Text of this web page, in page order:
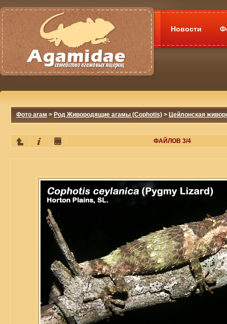
Новости
Фото агам > Род Живородящие агамы (Cophotis) > Цейлонская
ФАЙЛОВ 3/4